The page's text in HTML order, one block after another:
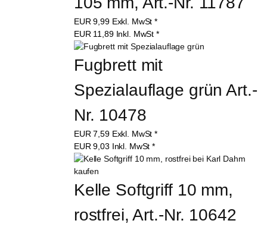
EUR9,99 Exkl. MwSt *
EUR 11,89 Inkl. MwSt *
Fugbrett mit
Spezialauflage grün Art.-
Nr. 10478
EUR7,59 Exkl. MwSt *
EUR9,03 Inkl. MwSt *
Kelle Softgriff 10 mm,
rostfrei, Art.-Nr. 10642